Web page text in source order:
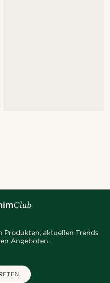
Produkten, aktuellen Trends
Angeboten.